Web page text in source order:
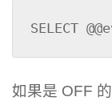
SELECT
如果是 OFF